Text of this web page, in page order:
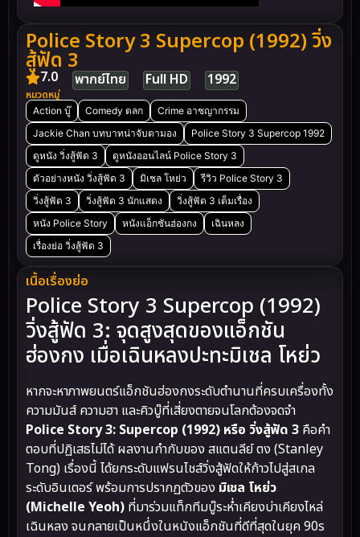
Police Story 3 Supercop (1992) วิ่ง
สู้ฟัด 3
7.0 พากย์ไทย Full HD 1992
หมวดหมู่
Action บู๊ Comedy ตลก
Crime อาชญากรรม
Jackie Chan บทบาทน่าจับตามอง
Police Story 3 Supercop 1992
ดูหนัง วิ่งสู้ฟัด 3
ดูหนังออนไลน์ Police Story 3
ตัวอย่างหนัง วิ่งสู้ฟัด 3
มิเชล โหย่ว
รีวิว Police Story 3
วิ่งสู้ฟัด 3
วิ่งสู้ฟัด 3 นักแสดง
วิ่งสู้ฟัด 3 เต็มเรื่อง
หนัง Police Story
หนังแอ็กชันฮ่องกง
เฉินหลง
เรื่องย่อ วิ่งสู้ฟัด 3
เนื้อเรื่องย่อ
Police Story 3 Supercop (1992)
วิ่งสู้ฟัด 3: จุดสูงสุดของแอ็กชัน
ฮ่องกง เมื่อเฉินหลงปะทะมิเชล โหย่ว
หากจะหาภาพยนตร์แอ็กชันฮ่องกงระดับตำนานที่ครบเครื่องทั้ง
ความมันส์ ความฮา และคิวบู๊ที่เสี่ยงตายจนโลกต้องจดจำ
Police Story 3: Supercop (1992) หรือ วิ่งสู้ฟัด 3 คือคำ
ตอบที่ปฏิเสธไม่ได้ ผลงานกำกับของ สแตนลีย์ ตง (Stanley
Tong) เรื่องนี้ ได้ยกระดับแฟรนไชส์วิ่งสู้ฟัดให้ก้าวไปสู่สเกล
ระดับอินเตอร์ พร้อมการปรากฏตัวของ มิเชล โหย่ว
(Michelle Yeoh) ที่มาร่วมแท็กทีมบู๊ระห่ำเคียงบ่าเคียงไหล่
เฉินหลง จนกลายเป็นหนึ่งในหนังแอ็กชันที่ดีที่สุดในยุค 90s